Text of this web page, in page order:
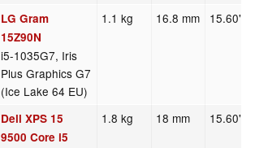
LG Gram
15Z90N
i5-1035G7, Iris
Plus Graphics G7
(Ice Lake 64 EU)
1.1 kg 16.8 mm 15.60"
Dell XPS 15
9500 Core i5
1.8 kg 18 mm 15.60"